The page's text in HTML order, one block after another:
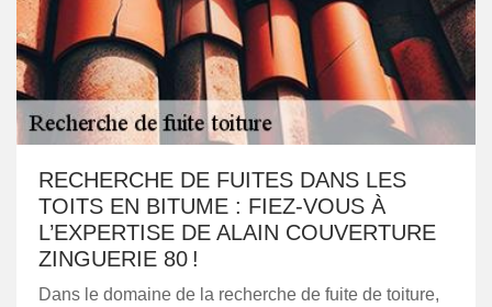
RECHERCHE DE FUITES DANS LES
TOITS EN BITUME : FIEZ-VOUS À
L’EXPERTISE DE ALAIN COUVERTURE
ZINGUERIE 80 !
Dans le domaine de la recherche de fuite de toiture,